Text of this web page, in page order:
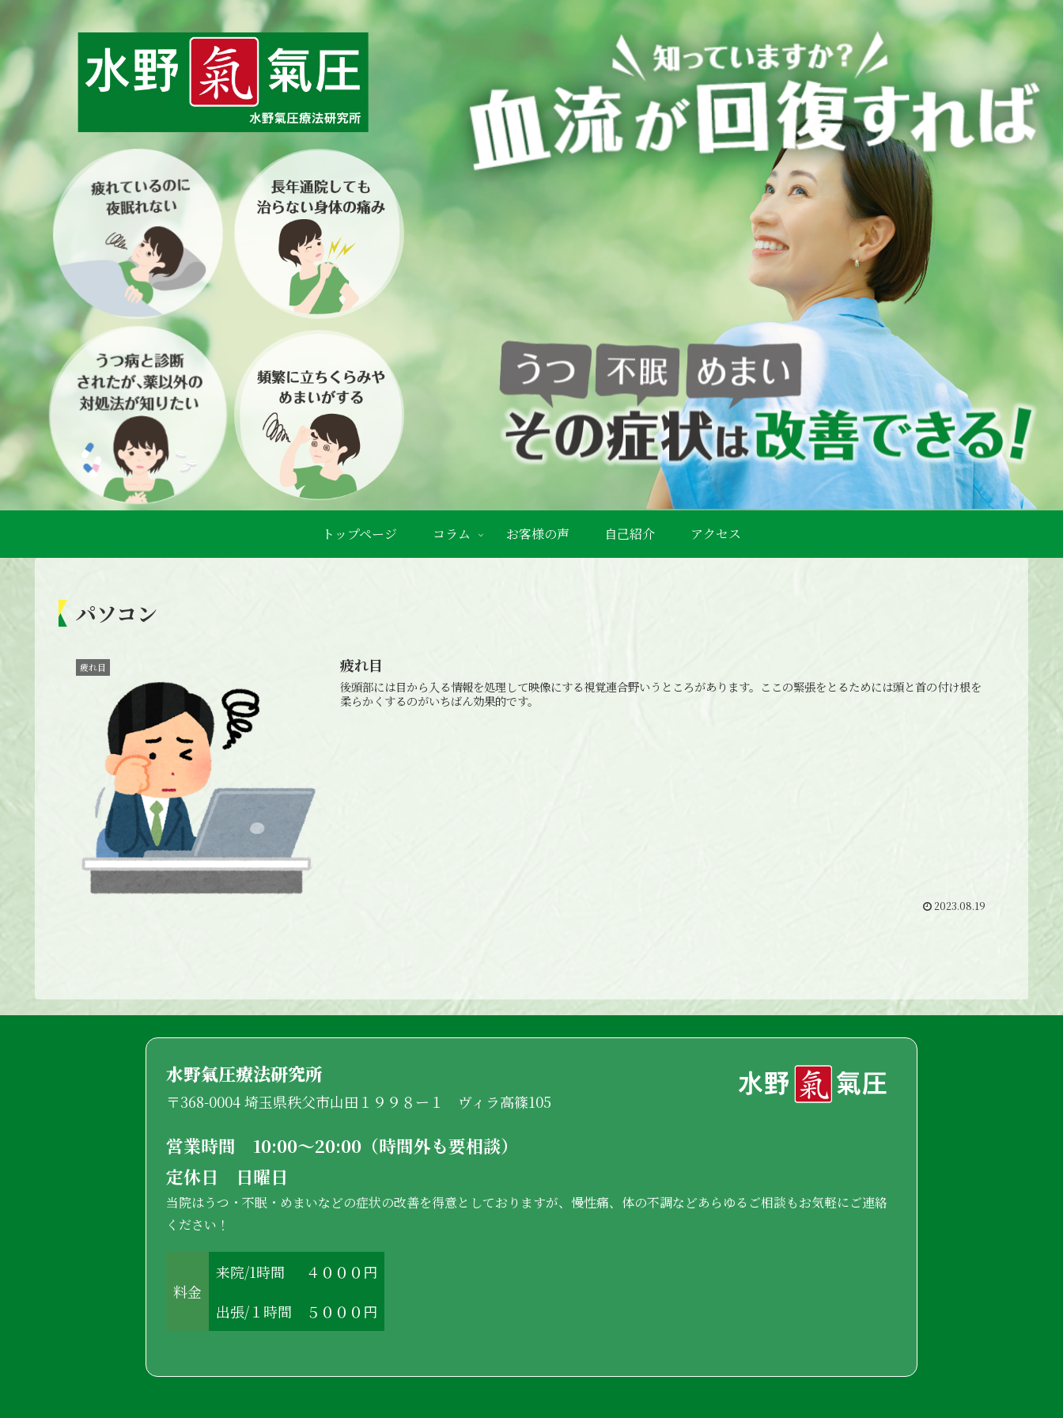
トップページ コラム お客様の声 自己紹介 アクセス
パソコン
疲れ目 疲れ目
後頭部には目から入る情報を処理して映像にする視覚連合野いうところがあります。ここの緊張をとるためには頭と首の付け根を
柔らかくするのがいちばん効果的です。
2023.08.19
水野氣圧療法研究所
〒368-0004 埼玉県秩父市山田１９９８ー１ ヴィラ高篠105
営業時間 10:00〜20:00（時間外も要相談）
定休日 日曜日
当院はうつ・不眠・めまいなどの症状の改善を得意としておりますが、慢性痛、体の不調などあらゆるご相談もお気軽にご連絡
ください！
料金
来院/1時間
４０００円
出張/１時間
５０００円